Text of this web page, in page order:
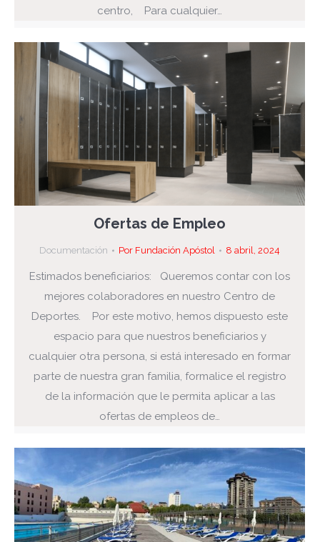
centro, Para cualquier…
Ofertas de Empleo
Documentación Por Fundación Apóstol 8 abril, 2024
Estimados beneficiarios: Queremos contar con los
mejores colaboradores en nuestro Centro de
Deportes. Por este motivo, hemos dispuesto este
espacio para que nuestros beneficiarios y
cualquier otra persona, si está interesado en formar
parte de nuestra gran familia, formalice el registro
de la información que le permita aplicar a las
ofertas de empleos de…